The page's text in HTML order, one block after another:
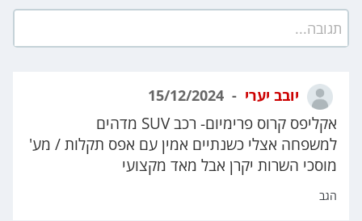
תגובה...
יובב יערי
אקליפס קרוס פרימיום- רכב SUV מדהים
למשפחה אצלי כשנתיים אמין עם אפס תקלות / מע'
מוסכי השרות יקרן אבל מאד מקצועי
הגב